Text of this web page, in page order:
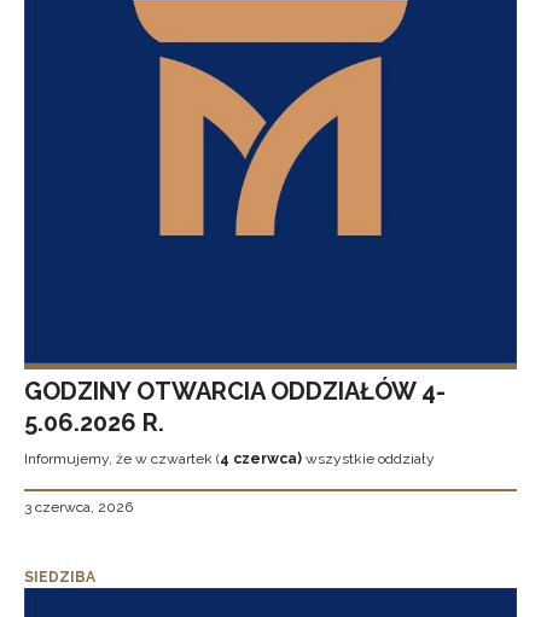
GODZINY OTWARCIA ODDZIAŁÓW 4-
5.06.2026 R.
Informujemy, że w czwartek (4 czerwca) wszystkie oddziały
3 czerwca, 2026
SIEDZIBA